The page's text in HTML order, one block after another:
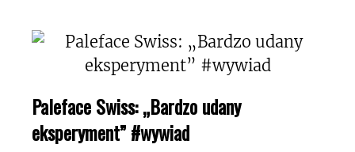
Paleface Swiss: „Bardzo udany
eksperyment” #wywiad